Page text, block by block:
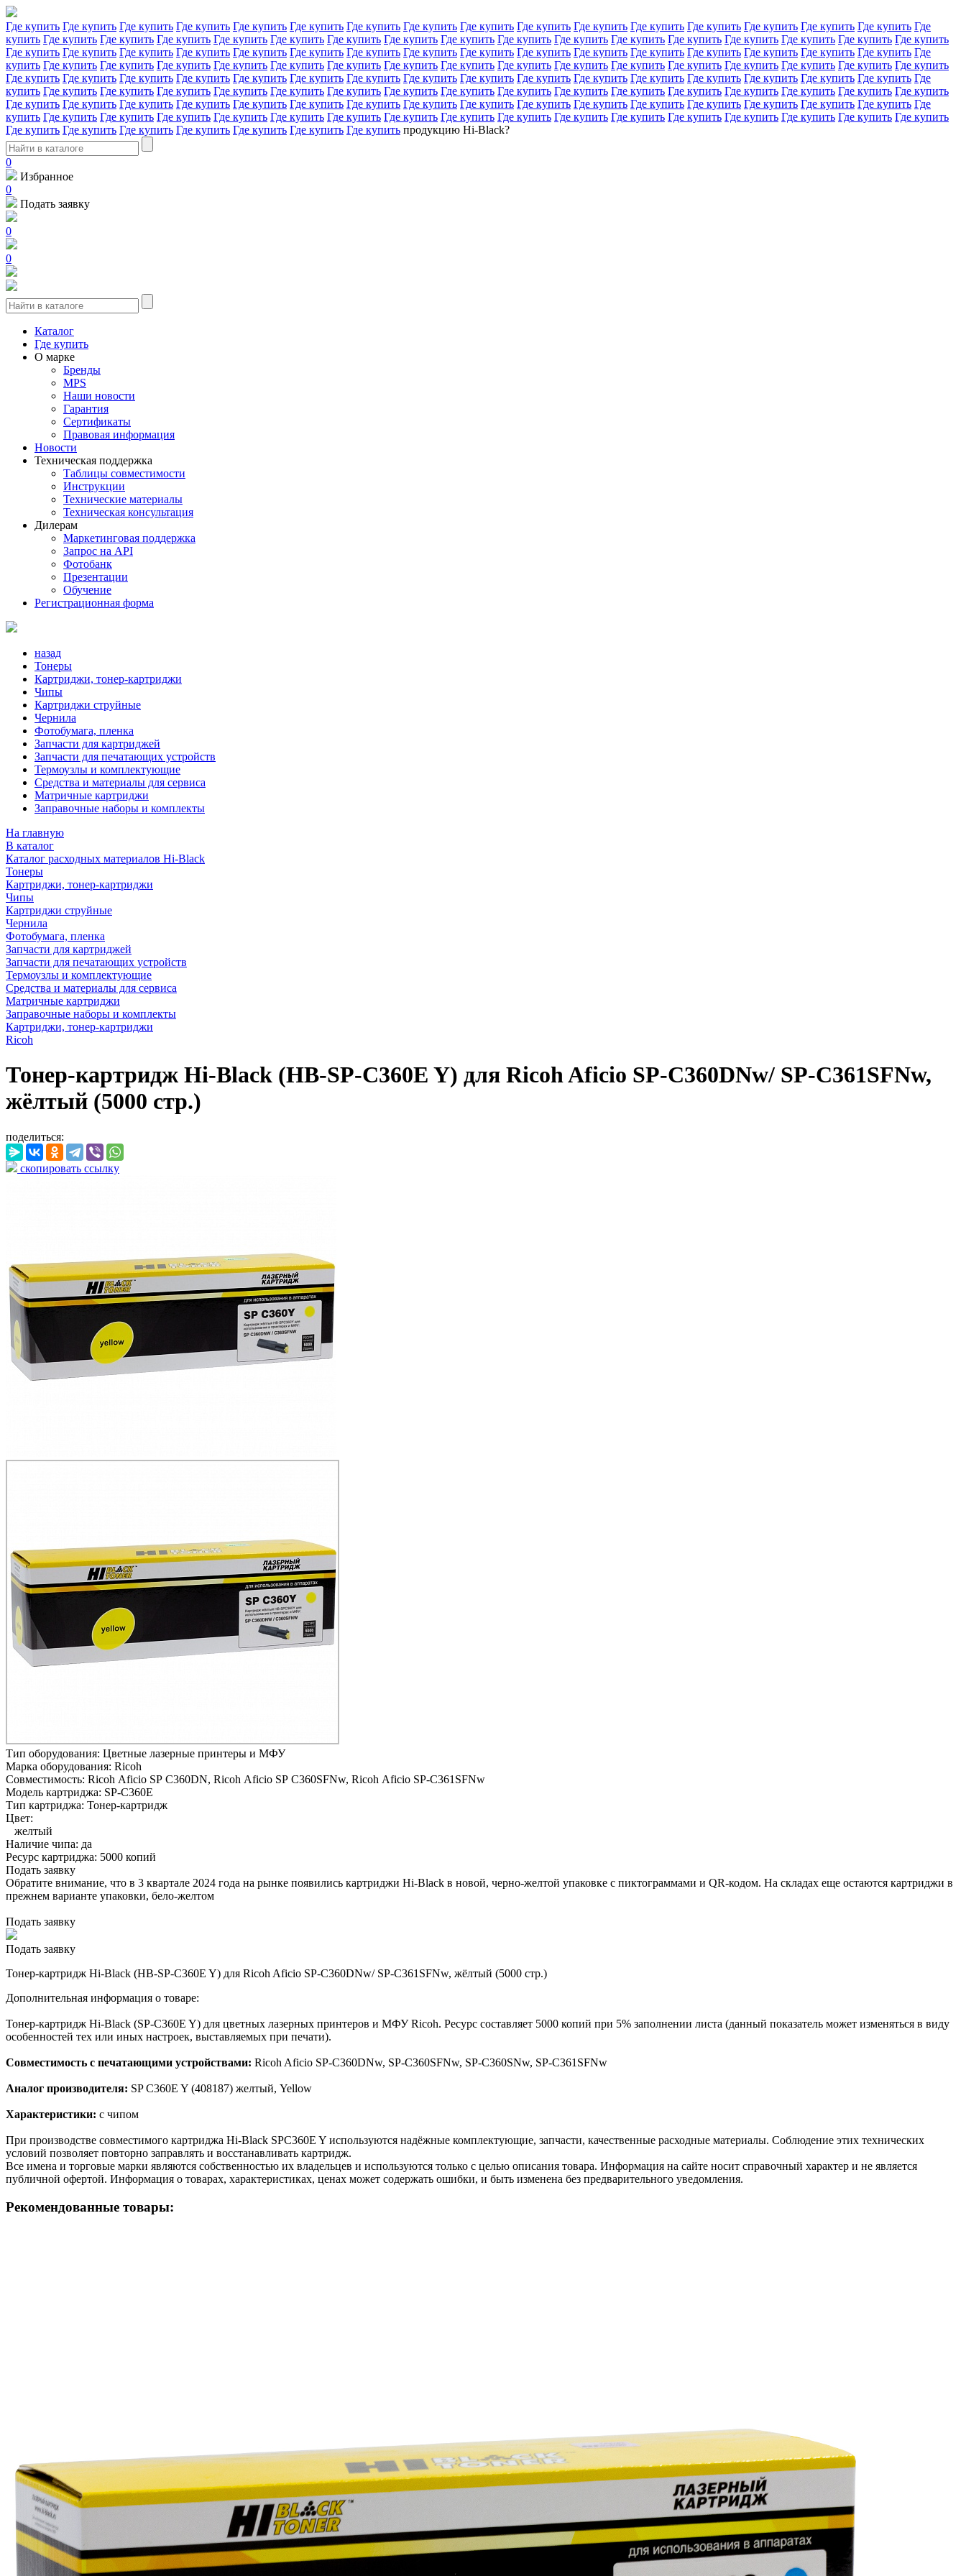
Где купить Где купить Где купить Где купить Где купить Где купить Где купить Где купить Где купить Где купить Где купить Где купить Где купить Где купить Где купить Где купить Где
купить Где купить Где купить Где купить Где купить Где купить Где купить Где купить Где купить Где купить Где купить Где купить Где купить Где купить Где купить Где купить Где купить
Где купить Где купить Где купить Где купить Где купить Где купить Где купить Где купить Где купить Где купить Где купить Где купить Где купить Где купить Где купить Где купить Где
купить Где купить Где купить Где купить Где купить Где купить Где купить Где купить Где купить Где купить Где купить Где купить Где купить Где купить Где купить Где купить Где купить
Где купить Где купить Где купить Где купить Где купить Где купить Где купить Где купить Где купить Где купить Где купить Где купить Где купить Где купить Где купить Где купить Где
купить Где купить Где купить Где купить Где купить Где купить Где купить Где купить Где купить Где купить Где купить Где купить Где купить Где купить Где купить Где купить Где купить
Где купить Где купить Где купить Где купить Где купить Где купить Где купить Где купить Где купить Где купить Где купить Где купить Где купить Где купить Где купить Где купить Где
купить Где купить Где купить Где купить Где купить Где купить Где купить Где купить Где купить Где купить Где купить Где купить Где купить Где купить Где купить Где купить Где купить
Где купить Где купить Где купить Где купить Где купить Где купить Где купить продукцию Hi-Black?
0
Избранное
0
Подать заявку
0
0
Каталог
Где купить
О марке
Бренды
MPS
Наши новости
Гарантия
Сертификаты
Правовая информация
Новости
Техническая поддержка
Таблицы совместимости
Инструкции
Технические материалы
Техническая консультация
Дилерам
Маркетинговая поддержка
Запрос на API
Фотобанк
Презентации
Обучение
Регистрационная форма
назад
Тонеры
Картриджи, тонер-картриджи
Чипы
Картриджи струйные
Чернила
Фотобумага, пленка
Запчасти для картриджей
Запчасти для печатающих устройств
Термоузлы и комплектующие
Средства и материалы для сервиса
Матричные картриджи
Заправочные наборы и комплекты
На главную
В каталог
Каталог расходных материалов Hi-Black
Тонеры
Картриджи, тонер-картриджи
Чипы
Картриджи струйные
Чернила
Фотобумага, пленка
Запчасти для картриджей
Запчасти для печатающих устройств
Термоузлы и комплектующие
Средства и материалы для сервиса
Матричные картриджи
Заправочные наборы и комплекты
Картриджи, тонер-картриджи
Ricoh
Тонер-картридж Hi-Black (HB-SP-C360E Y) для Ricoh Aficio SP-C360DNw/ SP-C361SFNw,
жёлтый (5000 стр.)
поделиться:
скопировать ссылку
Тип оборудования: Цветные лазерные принтеры и МФУ
Марка оборудования: Ricoh
Совместимость: Ricoh Aficio SP C360DN, Ricoh Aficio SP C360SFNw, Ricoh Aficio SP-C361SFNw
Модель картриджа: SP-C360E
Тип картриджа: Тонер-картридж
Цвет:
желтый
Наличие чипа: да
Ресурс картриджа: 5000 копий
Подать заявку
Обратите внимание, что в 3 квартале 2024 года на рынке появились картриджи Hi-Black в новой, черно-желтой упаковке с пиктограммами и QR-кодом. На складах еще остаются картриджи в
прежнем варианте упаковки, бело-желтом
Подать заявку
Подать заявку
Тонер-картридж Hi-Black (HB-SP-C360E Y) для Ricoh Aficio SP-C360DNw/ SP-C361SFNw, жёлтый (5000 стр.)
Дополнительная информация о товаре:
Тонер-картридж Hi-Black (SP-C360E Y) для цветных лазерных принтеров и МФУ Ricoh. Ресурс составляет 5000 копий при 5% заполнении листа (данный показатель может изменяться в виду
особенностей тех или иных настроек, выставляемых при печати).
Совместимость с печатающими устройствами: Ricoh Aficio SP-C360DNw, SP-C360SFNw, SP-C360SNw, SP-C361SFNw
Аналог производителя: SP C360E Y (408187) желтый, Yellow
Характеристики: с чипом
При производстве совместимого картриджа Hi-Black SPC360E Y используются надёжные комплектующие, запчасти, качественные расходные материалы. Соблюдение этих технических
условий позволяет повторно заправлять и восстанавливать картридж.
Все имена и торговые марки являются собственностью их владельцев и используются только с целью описания товара. Информация на сайте носит справочный характер и не является
публичной офертой. Информация о товарах, характеристиках, ценах может содержать ошибки, и быть изменена без предварительного уведомления.
Рекомендованные товары: